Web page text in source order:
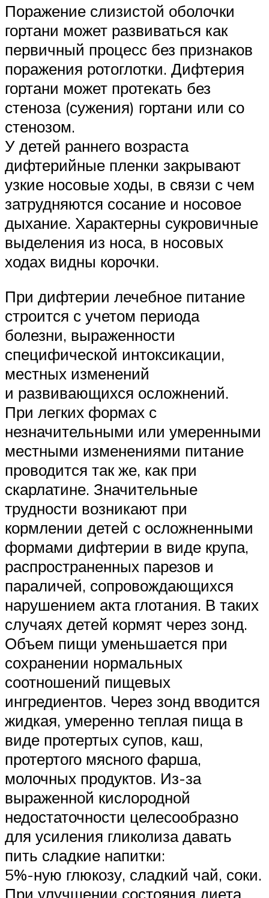
Поражение слизистой оболочки
гортани может развиваться как
первичный процесс без признаков
поражения ротоглотки. Дифтерия
гортани может протекать без
стеноза (сужения) гортани или со
стенозом.
У детей раннего возраста
дифтерийные пленки закрывают
узкие носовые ходы, в связи с чем
затрудняются сосание и носовое
дыхание. Характерны сукровичные
выделения из носа, в носовых
ходах видны корочки.
При дифтерии лечебное питание
строится с учетом периода
болезни, выраженности
специфической интоксикации,
местных изменений
и развивающихся осложнений.
При легких формах с
незначительными или умеренными
местными изменениями питание
проводится так же, как при
скарлатине. Значительные
трудности возникают при
кормлении детей с осложненными
формами дифтерии в виде крупа,
распространенных парезов и
параличей, сопровождающихся
нарушением акта глотания. В таких
случаях детей кормят через зонд.
Объем пищи уменьшается при
сохранении нормальных
соотношений пищевых
ингредиентов. Через зонд вводится
жидкая, умеренно теплая пища в
виде протертых супов, каш,
протертого мясного фарша,
молочных продуктов. Из-за
выраженной кислородной
недостаточности целесообразно
для усиления гликолиза давать
пить сладкие напитки:
5%-ную глюкозу, сладкий чай, соки.
При улучшении состояния диета